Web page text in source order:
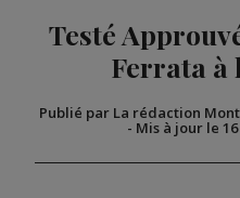
Testé
Ferrata à
Publié par La rédaction
- Mis à jour le 16